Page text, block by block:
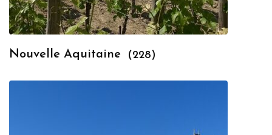
Nouvelle Aquitaine (228)